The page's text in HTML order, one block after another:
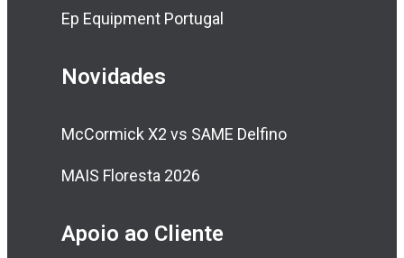
Ep Equipment Portugal
Novidades
McCormick X2 vs SAME Delfino
MAIS Floresta 2026
Apoio ao Cliente